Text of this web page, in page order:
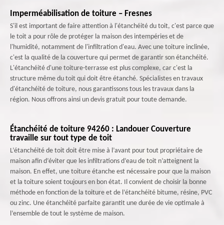
Imperméabilisation de toiture – Fresnes
S'il est important de faire attention à l'étanchéité du toit, c'est parce que
le toit a pour rôle de protéger la maison des intempéries et de
l'humidité, notamment de l'infiltration d'eau. Avec une toiture inclinée,
c'est la qualité de la couverture qui permet de garantir son étanchéité.
L'étanchéité d'une toiture-terrasse est plus complexe, car c'est la
structure même du toit qui doit être étanché. Spécialistes en travaux
d'étanchéité de toiture, nous garantissons tous les travaux dans la
région. Nous offrons ainsi un devis gratuit pour toute demande.
Étanchéité de toiture 94260 : Landouer Couverture
travaille sur tout type de toit
L’étanchéité de toit doit être mise à l’avant pour tout propriétaire de
maison afin d’éviter que les infiltrations d’eau de toit n’atteignent la
maison. En effet, une toiture étanche est nécessaire pour que la maison
et la toiture soient toujours en bon état. Il convient de choisir la bonne
méthode en fonction de la toiture et de l’étanchéité bitume, résine, PVC
ou zinc. Une étanchéité parfaite garantit une durée de vie optimale à
l’ensemble de tout le système de maison.